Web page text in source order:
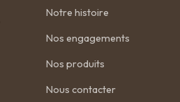
Notre histoire
Nos engagements
Nos produits
Nous contacter